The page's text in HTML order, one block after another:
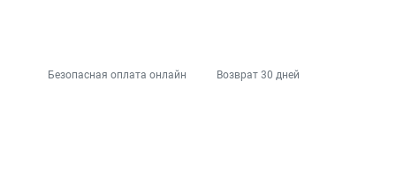
Безопасная оплата онлайн Возврат 30 дней